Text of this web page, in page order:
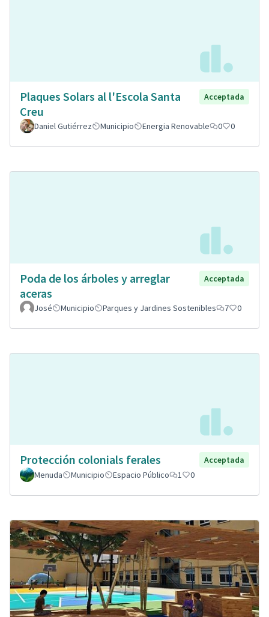
Plaques Solars al l'Escola Santa
Creu
Acceptada
Daniel Gutiérrez Municipio Energia Renovable 0 0
Poda de los árboles y arreglar
aceras
Acceptada
José Municipio Parques y Jardines Sostenibles 7 0
Protección colonials ferales
Acceptada
Menuda
Municipio Espacio Público 1 0